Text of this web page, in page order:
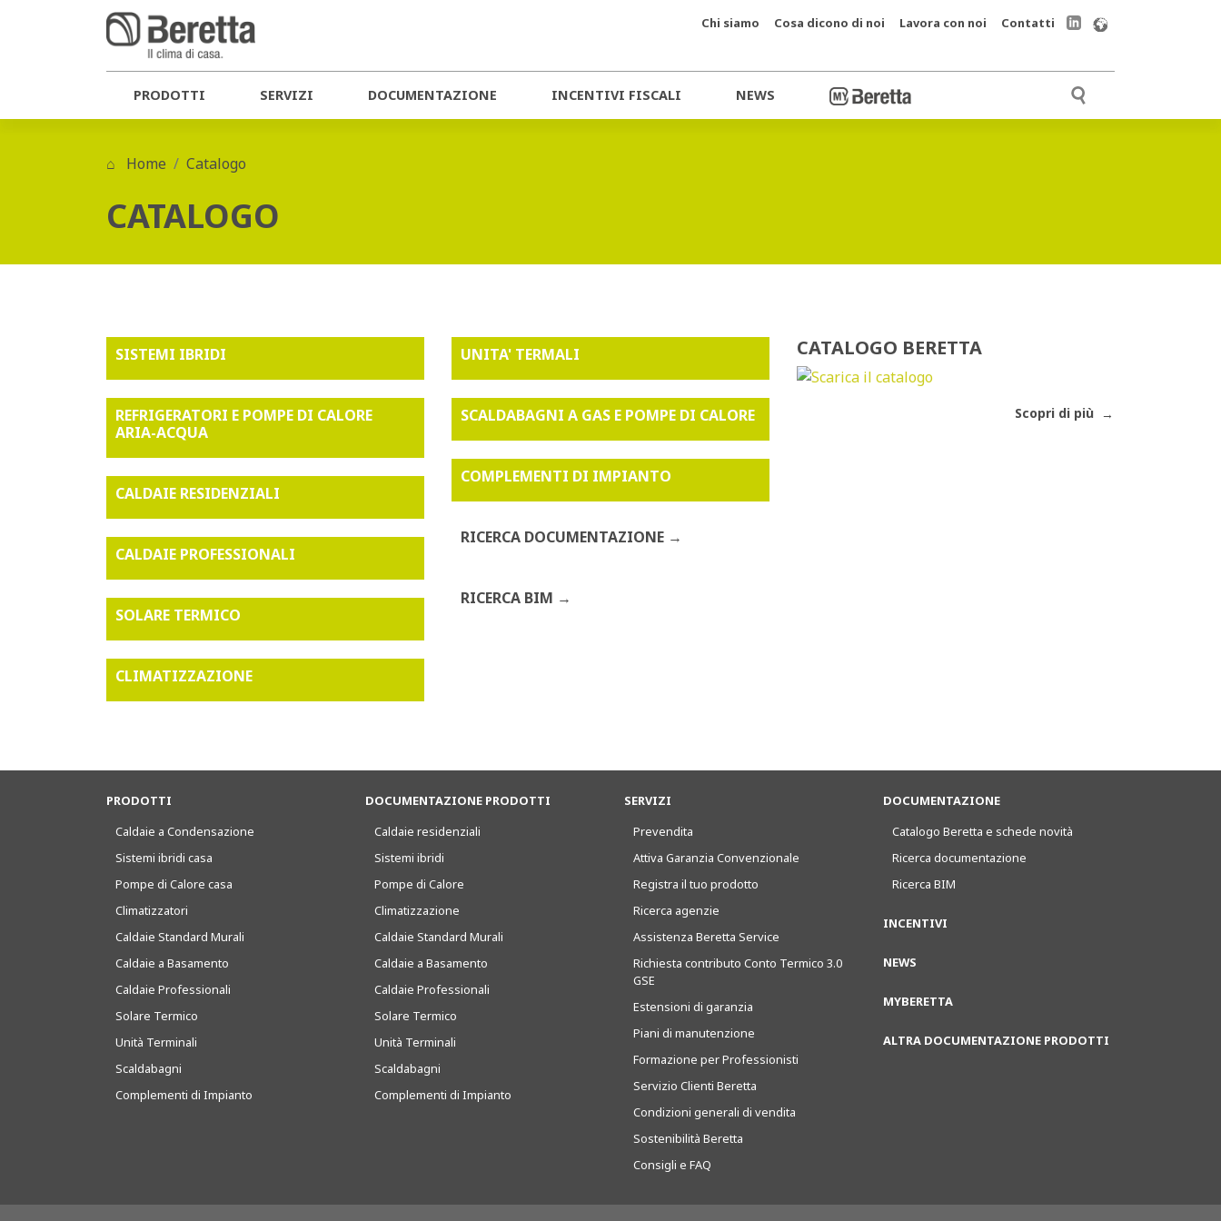
PRODOTTI SERVIZI DOCUMENTAZIONE INCENTIVI FISCALI NEWS
Chi siamo Cosa dicono di noi Lavora con noi Contatti
Home Catalogo
CATALOGO
SISTEMI IBRIDI
REFRIGERATORI E POMPE DI CALORE
ARIA-ACQUA
CALDAIE RESIDENZIALI
CALDAIE PROFESSIONALI
SOLARE TERMICO
CLIMATIZZAZIONE
UNITA' TERMALI
SCALDABAGNI A GAS E POMPE DI CALORE
COMPLEMENTI DI IMPIANTO
RICERCA DOCUMENTAZIONE
RICERCA BIM
CATALOGO BERETTA
Scopri di più
PRODOTTI
Caldaie a Condensazione
Sistemi ibridi casa
Pompe di Calore casa
Climatizzatori
Caldaie Standard Murali
Caldaie a Basamento
Caldaie Professionali
Solare Termico
Unità Terminali
Scaldabagni
Complementi di Impianto
DOCUMENTAZIONE PRODOTTI
Caldaie residenziali
Sistemi ibridi
Pompe di Calore
Climatizzazione
Caldaie Standard Murali
Caldaie a Basamento
Caldaie Professionali
Solare Termico
Unità Terminali
Scaldabagni
Complementi di Impianto
SERVIZI
Prevendita
Attiva Garanzia Convenzionale
Registra il tuo prodotto
Ricerca agenzie
Assistenza Beretta Service
Richiesta contributo Conto Termico 3.0
GSE
Estensioni di garanzia
Piani di manutenzione
Formazione per Professionisti
Servizio Clienti Beretta
Condizioni generali di vendita
Sostenibilità Beretta
Consigli e FAQ
DOCUMENTAZIONE
Catalogo Beretta e schede novità
Ricerca documentazione
Ricerca BIM
INCENTIVI
NEWS
MYBERETTA
ALTRA DOCUMENTAZIONE PRODOTTI